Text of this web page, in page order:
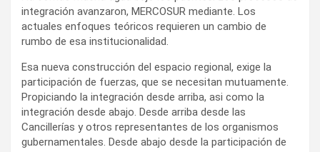
integración avanzaron, MERCOSUR mediante. Los
actuales enfoques teóricos requieren un cambio de
rumbo de esa institucionalidad.
Esa nueva construcción del espacio regional, exige la
participación de fuerzas, que se necesitan mutuamente.
Propiciando la integración desde arriba, asi como la
integración desde abajo. Desde arriba desde las
Cancillerías y otros representantes de los organismos
gubernamentales. Desde abajo desde la participación de